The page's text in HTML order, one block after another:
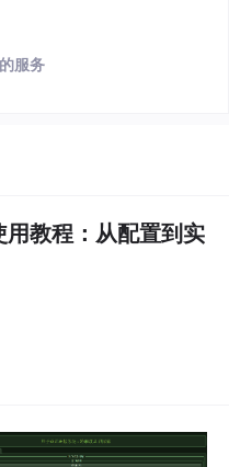
服务
教程：从配置到实